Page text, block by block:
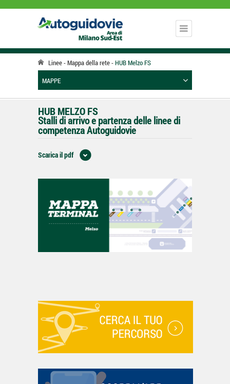
Linee Mappa della rete HUB Melzo FS
MAPPE
HUB MELZO FS
Stalli di arrivo e partenza delle linee di
competenza Autoguidovie
Scarica il pdf